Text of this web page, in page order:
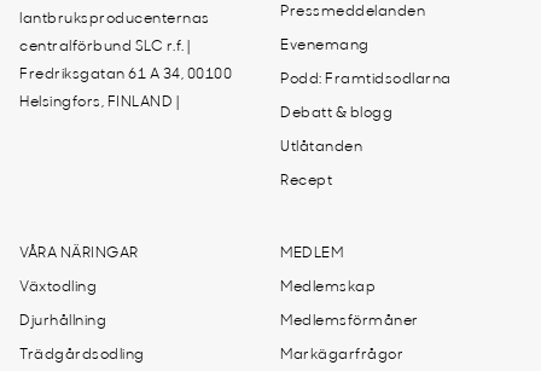
lantbruksproducenternas
centralförbund SLC r.f. |
Fredriksgatan 61 A 34, 00100
Helsingfors, FINLAND |
Pressmeddelanden
Evenemang
Podd: Framtidsodlarna
Debatt & blogg
Utlåtanden
Recept
VÅRA NÄRINGAR
Växtodling
Djurhållning
Trädgårdsodling
MEDLEM
Medlemskap
Medlemsförmåner
Markägarfrågor